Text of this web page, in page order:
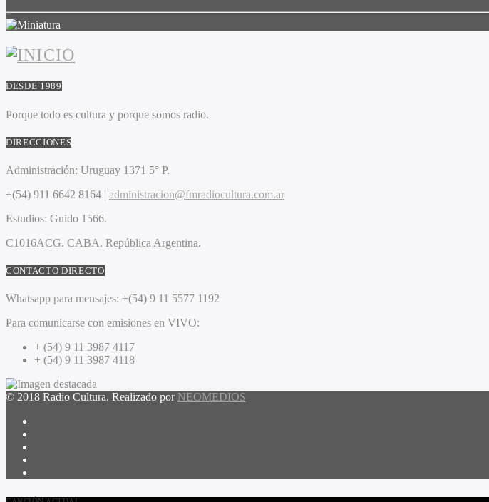
DESDE 1989
Porque todo es cultura y porque somos radio.
DIRECCIONES
Administración: Uruguay 1371 5° P.
+(54) 911 6642 8164 | administracion@fmradiocultura.com.ar
Estudios: Guido 1566.
C1016ACG. CABA. República Argentina.
CONTACTO DIRECTO
Whatsapp para mensajes: +(54) 9 11 5577 1192
Para comunicarse con emisiones en VIVO:
+ (54) 9 11 3987 4117
+ (54) 9 11 3987 4118
© 2018 Radio Cultura. Realizado por NEOMEDIOS